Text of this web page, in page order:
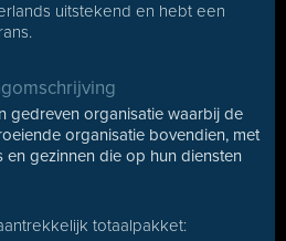
uitstekend en hebt een
gedreven organisatie waarbij de
organisatie bovendien, met
en gezinnen die op hun diensten
totaalpakket: